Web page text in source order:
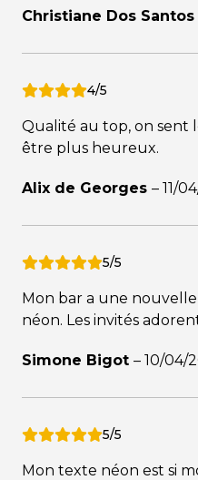
Christiane Dos
4/5
Qualité au top, on sent
être plus heureux.
Alix de Georges – 11/
5/5
Mon bar a une
néon. Les invités
Simone Bigot – 10/04/
5/5
Mon texte néon est si